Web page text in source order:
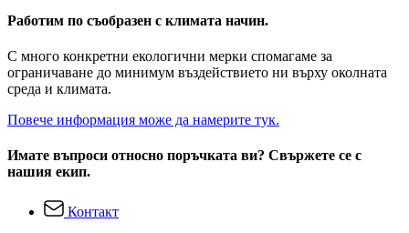
Работим по съобразен с климата начин.
С много конкретни екологични мерки спомагаме за
ограничаване до минимум въздействието ни върху околната
среда и климата.
Повече информация може да намерите тук.
Имате въпроси относно поръчката ви? Свържете се с
нашия екип.
Контакт